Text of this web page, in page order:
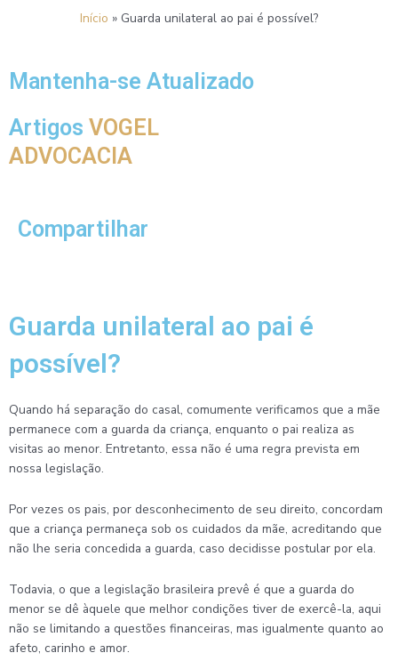
Início » Guarda unilateral ao pai é possível?
Mantenha-se Atualizado
Artigos VOGEL
ADVOCACIA
Compartilhar
Guarda unilateral ao pai é
possível?
Quando há separação do casal, comumente verificamos que a mãe
permanece com a guarda da criança, enquanto o pai realiza as
visitas ao menor. Entretanto, essa não é uma regra prevista em
nossa legislação.
Por vezes os pais, por desconhecimento de seu direito, concordam
que a criança permaneça sob os cuidados da mãe, acreditando que
não lhe seria concedida a guarda, caso decidisse postular por ela.
Todavia, o que a legislação brasileira prevê é que a guarda do
menor se dê àquele que melhor condições tiver de exercê-la, aqui
não se limitando a questões financeiras, mas igualmente quanto ao
afeto, carinho e amor.